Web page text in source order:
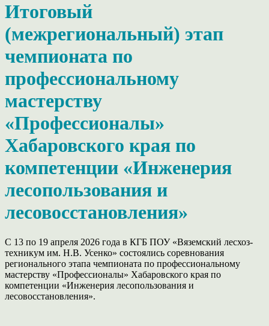
Итоговый
(межрегиональный) этап
чемпионата по
профессиональному
мастерству
«Профессионалы»
Хабаровского края по
компетенции «Инженерия
лесопользования и
лесовосстановления»
С 13 по 19 апреля 2026 года в КГБ ПОУ «Вяземский лесхоз-
техникум им. Н.В. Усенко» состоялись соревнования
регионального этапа чемпионата по профессиональному
мастерству «Профессионалы» Хабаровского края по
компетенции «Инженерия лесопользования и
лесовосстановления».